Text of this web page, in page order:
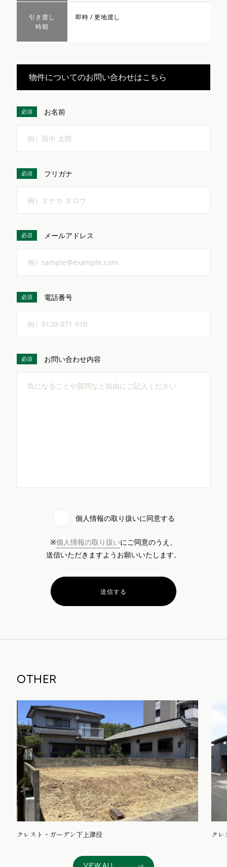
引き渡し
時期
即時 / 更地渡し
物件についてのお問い合わせはこちら
必須 お名前
必須 フリガナ
必須 メールアドレス
必須 電話番号
必須 お問い合わせ内容
個人情報の取り扱いに同意する
※個人情報の取り扱いにご同意のうえ、
送信いただきますようお願いいたします。
OTHER
クレスト・ガーデン下上津役 ク